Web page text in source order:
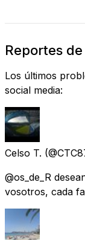
Reportes
Los últimos
social media:
Celso T.
@os_de_R
vosotros, cada